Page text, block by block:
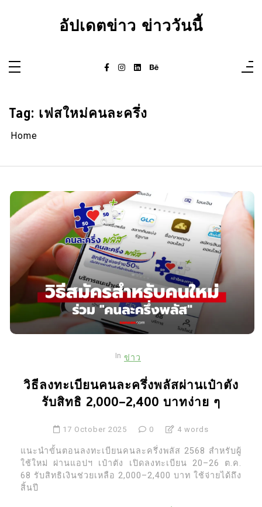
อัปเดตข่าว ข่าววันนี้
Tag: เฟสใหม่คนละครึ่ง
Home
In ข่าว
วิธีลงทะเบียนคนละครึ่งพลัสผ่านเป๋าตัง
รับสิทธิ 2,000–2,400 บาทง่าย ๆ
17 October 2025 0 4 words
แนะนำขั้นตอนลงทะเบียนคนละครึ่งพลัส 2568 สำหรับผู้
ใช้ใหม่ ผ่านแอปฯ เป๋าตัง เปิดลงทะเบียน 20–26 ต.ค.
68 รับสิทธิเงินช่วยเหลือ 2,000–2,400 บาท ใช้จ่ายได้ถึง
สิ้นปี